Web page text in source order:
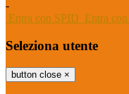
-
Entra con SPID Entra
Seleziona utente
button close ×